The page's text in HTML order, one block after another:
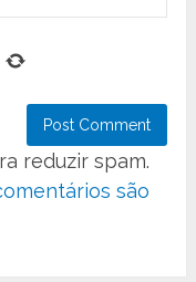
reduzir spam.
são